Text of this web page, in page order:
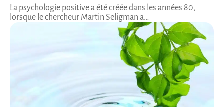
La psychologie positive a été créée dans les années 80,
lorsque le chercheur Martin Seligman a…